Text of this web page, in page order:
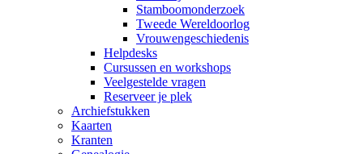
Stamboomonderzoek
Tweede Wereldoorlog
Vrouwengeschiedenis
Helpdesks
Cursussen en workshops
Veelgestelde vragen
Reserveer je plek
Archiefstukken
Kaarten
Kranten